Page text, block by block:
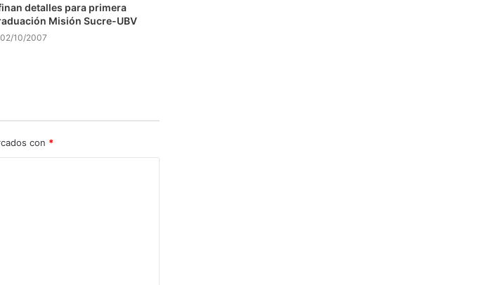
detalles para primera
Misión Sucre-UBV
02/10/2007
con *